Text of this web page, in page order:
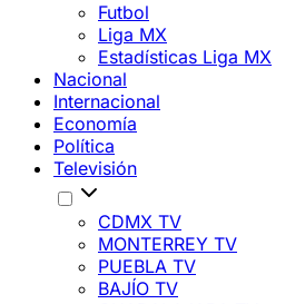
Futbol
Liga MX
Estadísticas Liga MX
Nacional
Internacional
Economía
Política
Televisión
CDMX TV
MONTERREY TV
PUEBLA TV
BAJÍO TV